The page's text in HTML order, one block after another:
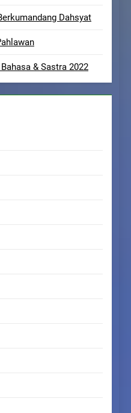
Dahsyat
& Sastra 2022